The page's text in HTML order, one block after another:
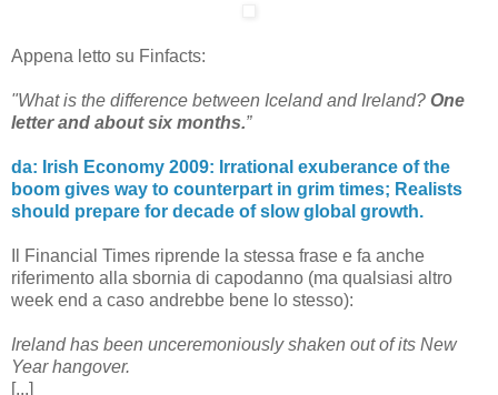
Appena letto su Finfacts:
"What is the difference between Iceland and Ireland? One
letter and about six months.”
da: Irish Economy 2009: Irrational exuberance of the
boom gives way to counterpart in grim times; Realists
should prepare for decade of slow global growth.
Il Financial Times riprende la stessa frase e fa anche
riferimento alla sbornia di capodanno (ma qualsiasi altro
week end a caso andrebbe bene lo stesso):
Ireland has been unceremoniously shaken out of its New
Year hangover.
[...]